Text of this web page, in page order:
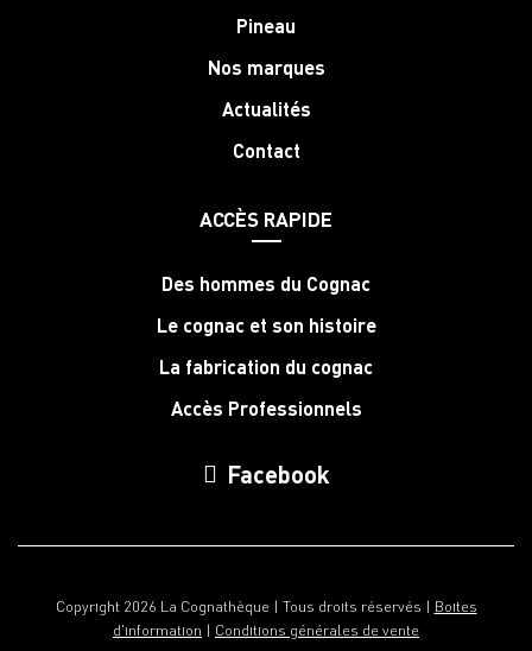
Pineau
Nos marques
Actualités
Contact
ACCÈS RAPIDE
Des hommes du Cognac
Le cognac et son histoire
La fabrication du cognac
Accès Professionnels
Facebook
Copyright 2026 La Cognathèque | Tous droits réservés | Boites
d'information | Conditions générales de vente